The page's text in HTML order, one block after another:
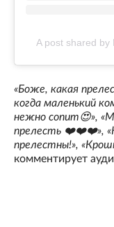
A post shared
«Боже, какая
когда маленький
нежно сопит😍»,
прелесть ❤️❤️❤️»,
прелестны!»,
комментирует